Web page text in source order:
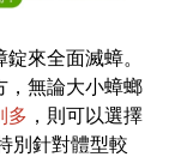
錠來全面滅蟑。
，無論大小蟑螂
多 ，則可以選擇
別針對體型較